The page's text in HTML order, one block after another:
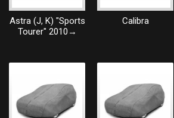
Astra (J, K) "Sports
Tourer" 2010→
Calibra